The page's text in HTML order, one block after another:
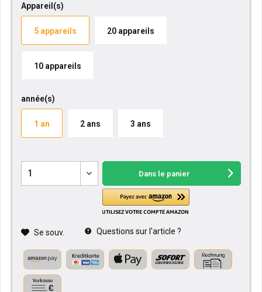
Appareil(s)
5 appareils 20 appareils
10 appareils
année(s)
1 an 2 ans 3 ans
Dans le panier
Se souv. Questions sur l'article ?